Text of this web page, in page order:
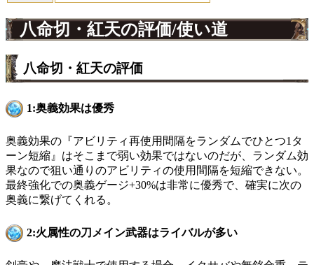
八命切・紅天の評価/使い道
八命切・紅天の評価
1:奥義効果は優秀
奥義効果の『アビリティ再使用間隔をランダムでひとつ1タ
ーン短縮』はそこまで弱い効果ではないのだが、ランダム効
果なので狙い通りのアビリティの使用間隔を短縮できない。
最終強化での奥義ゲージ+30%は非常に優秀で、確実に次の
奥義に繋げてくれる。
2:火属性の刀メイン武器はライバルが多い